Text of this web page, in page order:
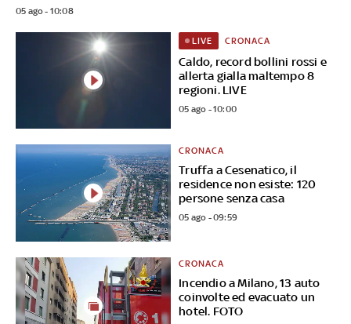
05 ago - 10:08
Caldo, record bollini rossi e
allerta gialla maltempo 8
regioni. LIVE
LIVE CRONACA
05 ago - 10:00
Truffa a Cesenatico, il
residence non esiste: 120
persone senza casa
CRONACA
05 ago - 09:59
Incendio a Milano, 13 auto
coinvolte ed evacuato un
hotel. FOTO
CRONACA